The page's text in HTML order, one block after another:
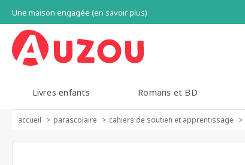
Une maison engagée (en savoir plus)
Livres enfants Romans et BD
accueil parascolaire cahiers de soutien et apprentissage